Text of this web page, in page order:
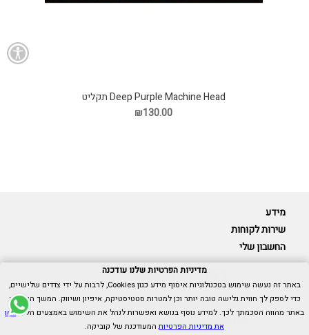
Deep Purple Machine Head תקליט
₪130.00
מידע
שירות לקוחות
החשבון שלי
Cubica © כל הזכויות שמורות.
אנו כאן בשבילך -055-9511314
מדיניות הפרטיות שלנו עודכנה
באתר זה נעשה שימוש בטכנולוגיות איסוף מידע כגון Cookies, לרבות על ידי צדדים שלישיים,
כדי לספק לך חווית גלישה טובה יותר וכן למטרות סטטיסטיקה, איפיון ושיווק. המשך הגלישה
באתר מהווה הסכמתך לכך. למידע נוסף בנושא ואפשרות לנהל את השימוש באמצעים הללו,ראו
את מדיניות הפרטיותהמעודכנת של קוביקה.